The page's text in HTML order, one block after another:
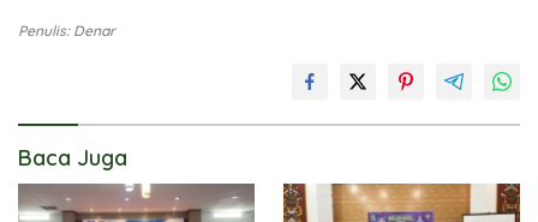
Penulis: Denar
Baca Juga